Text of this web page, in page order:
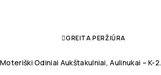
GREITA PERŽIŪRA
Moteriški Odiniai Aukštakulniai, Aulinukai – K-2.